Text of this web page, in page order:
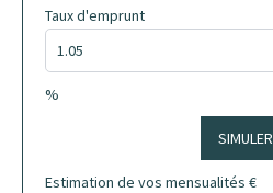
Taux d'emprunt
%
SIMULER
Estimation de vos mensualités €